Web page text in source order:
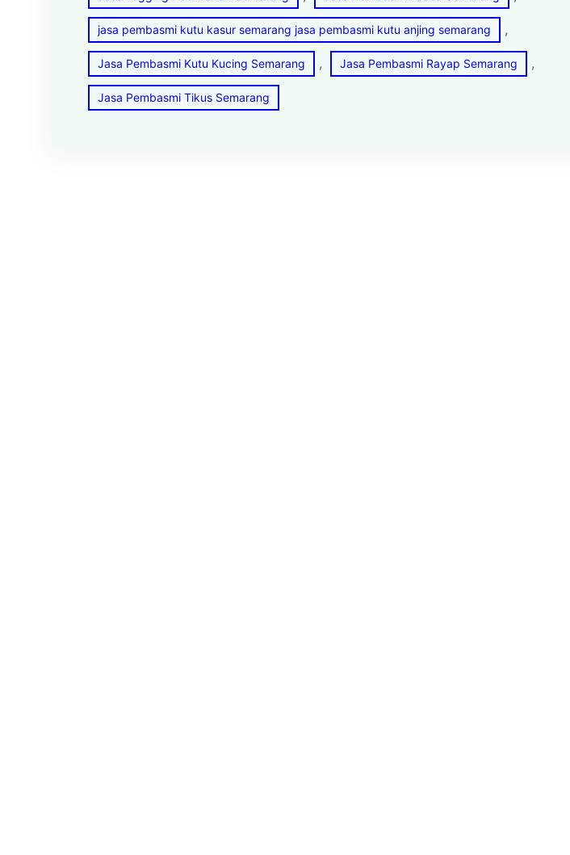
jasa pembasmi kutu kasur semarang jasa pembasmi kutu anjing semarang ,
Jasa Pembasmi Kutu Kucing Semarang , Jasa Pembasmi Rayap Semarang ,
Jasa Pembasmi Tikus Semarang